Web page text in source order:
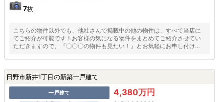
7枚
こちらの物件以外でも、他社さんで掲載中の他の物件は、すべて当店に
てご紹介が可能です！お客様の気になる物件をまとめてご紹介させてい
ただきますので、『〇〇〇の物件も見たい！』とお気軽にお申し付けく
日野市新井1丁目の新築一戸建て
一戸建て 4,380万円